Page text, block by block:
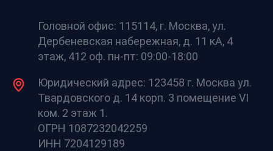
Головной офис: 115114, г. Москва, ул.
Дербеневская набережная, д. 11 кА, 4
этаж, 412 оф. пн-пт: 09:00-18:00
Юридический адрес: 123458 г. Москва ул.
Твардовского д. 14 корп. 3 помещение VI
ком. 2 этаж 1.
ОГРН 1087232042259
ИНН 7204129189